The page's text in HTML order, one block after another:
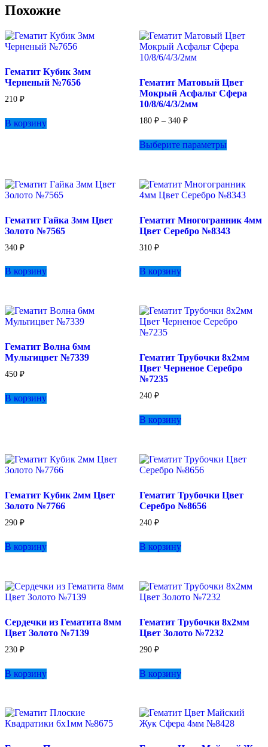
Похожие
Гематит Кубик 3мм
Черненый №7656
210 ₽
В корзину
Гематит Матовый Цвет
Мокрый Асфальт Сфера
10/8/6/4/3/2мм
180 ₽ – 340 ₽Диапазон
180 ₽
–
Выберите параметрытовар
Опции
можно
на
странице
Гематит Гайка 3мм Цвет
Золото №7565
340 ₽
В корзину
Гематит Многогранник 4мм
Цвет Серебро №8343
310 ₽
В корзину
Гематит Волна 6мм
Мультицвет №7339
450 ₽
В корзину
Гематит Трубочки 8х2мм
Цвет Черненое Серебро
№7235
240 ₽
В корзину
Гематит Кубик 2мм Цвет
Золото №7766
290 ₽
В корзину
Гематит Трубочки Цвет
Серебро №8656
240 ₽
В корзину
Сердечки из Гематита 8мм
Цвет Золото №7139
230 ₽
В корзину
Гематит Трубочки 8х2мм
Цвет Золото №7232
290 ₽
В корзину